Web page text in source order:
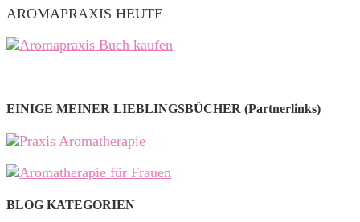
AROMAPRAXIS HEUTE
EINIGE MEINER LIEBLINGSBÜCHER (Partnerlinks)
BLOG KATEGORIEN